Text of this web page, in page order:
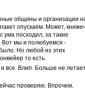
общины и организации
опускаем. Может,
ума посходил, за такие
Вот мы и полюбуемся -
Но любой из этих
то есть.
и все. Влип. Больше не
проверяю. Впрочем,